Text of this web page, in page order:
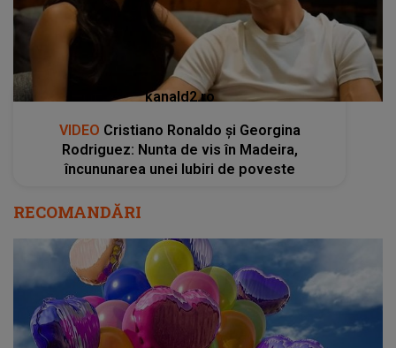
kanald2.ro
VIDEO Cristiano Ronaldo și Georgina
Rodriguez: Nunta de vis în Madeira,
încununarea unei Iubiri de poveste
RECOMANDĂRI